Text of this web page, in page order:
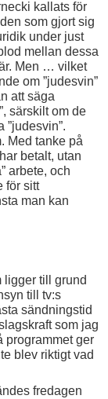
kallats för
som gjort sig
under just
mellan dessa
Men … vilket
om ”judesvin”
att säga
särskilt om de
”judesvin”.
Med tanke på
betalt, utan
arbete, och
för sitt
man kan
ligger till grund
till tv:s
sändningstid
som jag
programmet ger
blev riktigt vad
fredagen